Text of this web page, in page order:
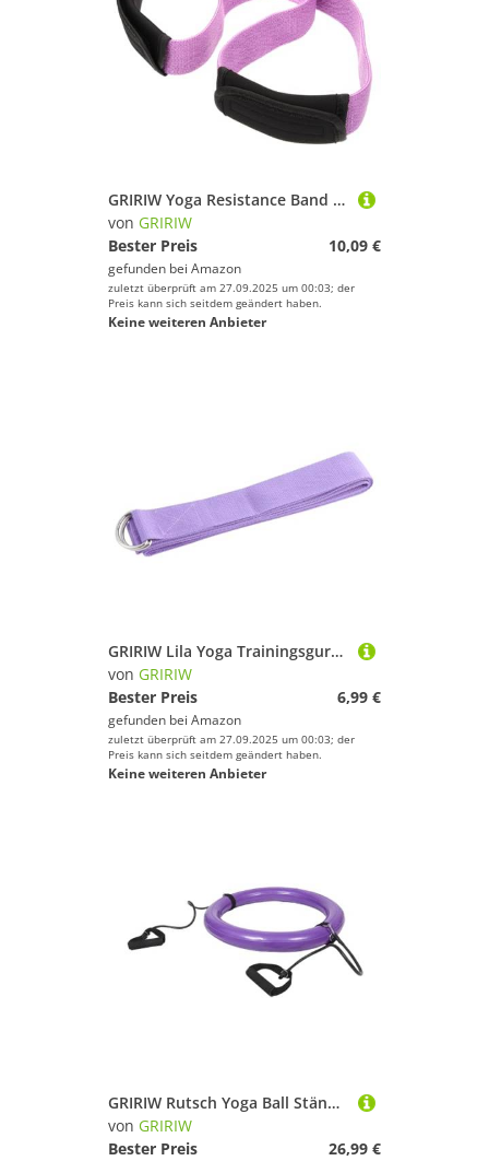
GRIRIW Yoga Resistance Band mit Hoher Elastizität und Ausdauer Strapazierfähiges Fitnessband für Ganzkörpertraining Dehnbar und Tragbar Geeignet für Yoga und Krafttraining
von GRIRIW
Bester Preis
10,09 €
gefunden bei Amazon
zuletzt überprüft am 27.09.2025 um 00:03; der
Preis kann sich seitdem geändert haben.
Keine weiteren Anbieter
GRIRIW Lila Yoga Trainingsgurt aus Strapazierfähiger Baumwolle mit Sicherem Easy Release Verschluss für Dehnen und Flexibilitätsübungen bei Yoga Fitness
von GRIRIW
Bester Preis
6,99 €
gefunden bei Amazon
zuletzt überprüft am 27.09.2025 um 00:03; der
Preis kann sich seitdem geändert haben.
Keine weiteren Anbieter
GRIRIW Rutsch Yoga Ball Ständer mit Griff Dicke Stabile Fixierring Basis für Fitness Yoga Burst Schutz für Sicheres Training zu Hause Gym Lila Tragbar und rutschfest
von GRIRIW
Bester Preis
26,99 €